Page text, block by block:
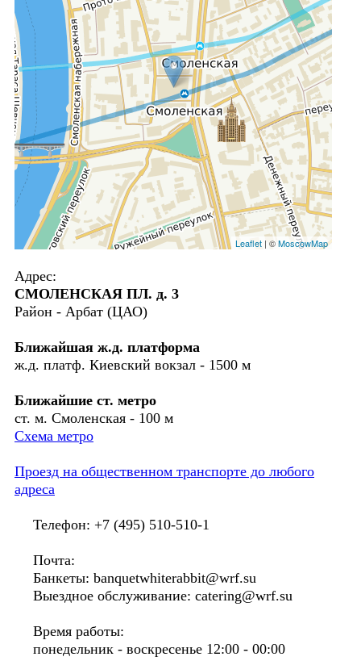
Leaflet| ©MoscowMap
Адрес:
СМОЛЕНСКАЯ ПЛ. д. 3
Район - Арбат (ЦАО)
Ближайшая ж.д. платформа
ж.д. платф. Киевский вокзал - 1500 м
Ближайшие ст. метро
ст. м. Смоленская - 100 м
Схема метро
Проезд на общественном транспорте до любого
адреса
Телефон: +7 (495) 510-510-1
Почта:
Банкеты: banquetwhiterabbit@wrf.su
Выездное обслуживание: catering@wrf.su
Время работы:
понедельник - воскресенье 12:00 - 00:00